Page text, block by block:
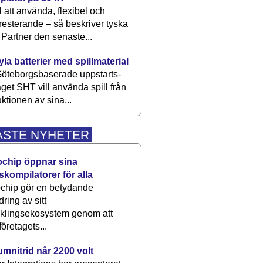
att använda, flexibel och
– så beskriver tyska
den senaste...
batterier med spillmaterial
upp­starts­
SHT vill använda spill från
av sina...
NYHETER
öppnar sina
för alla
gör en betydande
av sitt
genom att
når 2200 volt